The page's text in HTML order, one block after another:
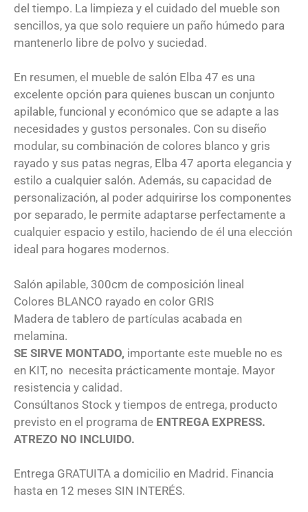
del tiempo. La limpieza y el cuidado del mueble son
sencillos, ya que solo requiere un paño húmedo para
mantenerlo libre de polvo y suciedad.
En resumen, el mueble de salón Elba 47 es una
excelente opción para quienes buscan un conjunto
apilable, funcional y económico que se adapte a las
necesidades y gustos personales. Con su diseño
modular, su combinación de colores blanco y gris
rayado y sus patas negras, Elba 47 aporta elegancia y
estilo a cualquier salón. Además, su capacidad de
personalización, al poder adquirirse los componentes
por separado, le permite adaptarse perfectamente a
cualquier espacio y estilo, haciendo de él una elección
ideal para hogares modernos.
Salón apilable, 300cm de composición lineal
Colores BLANCO rayado en color GRIS
Madera de tablero de partículas acabada en
melamina.
SE SIRVE MONTADO, importante este mueble no es
en KIT, no necesita prácticamente montaje. Mayor
resistencia y calidad.
Consúltanos Stock y tiempos de entrega, producto
previsto en el programa de ENTREGA EXPRESS.
ATREZO NO INCLUIDO.
Entrega GRATUITA a domicilio en Madrid. Financia
hasta en 12 meses SIN INTERÉS.